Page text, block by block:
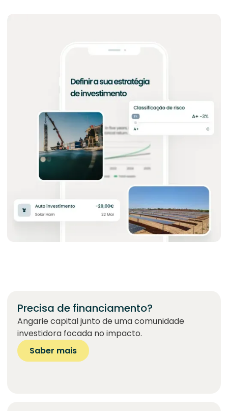
Precisa de financiamento?
Angarie capital junto de uma comunidade
investidora focada no impacto.
Saber mais